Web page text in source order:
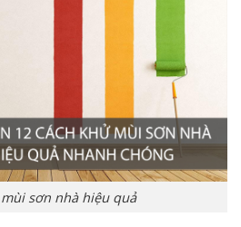
sơn nhà hiệu quả